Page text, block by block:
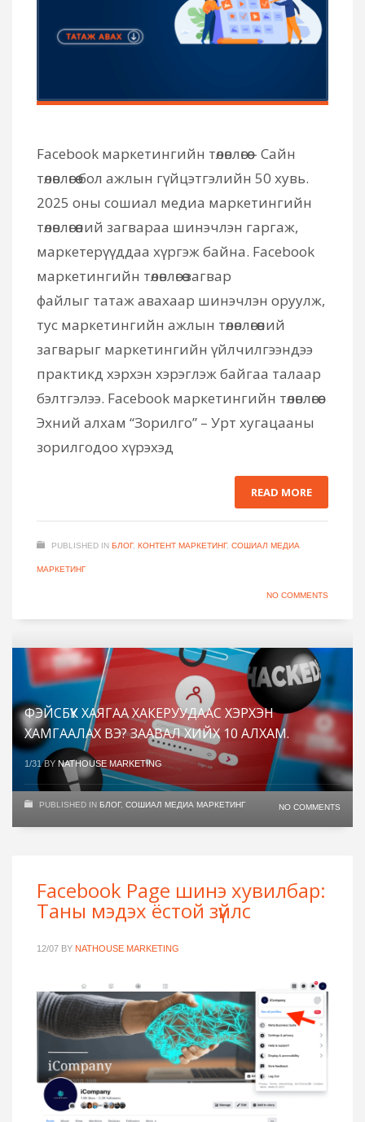
Facebook маркетингийн төлөвлөгөө – Сайн
төлөвлөгөө бол ажлын гүйцэтгэлийн 50 хувь.
2025 оны сошиал медиа маркетингийн
төлөвлөгөөний загвараа шинэчлэн гаргаж,
маркетерүүддаа хүргэж байна. Facebook
маркетингийн төлөвлөгөө загвар
файлыг татаж авахаар шинэчлэн оруулж,
тус маркетингийн ажлын төлөвлөгөөний
загварыг маркетингийн үйлчилгээндээ
практикд хэрхэн хэрэглэж байгаа талаар
бэлтгэлээ. Facebook маркетингийн төлөвлөгөө:
Эхний алхам “Зорилго” – Урт хугацааны
зорилгодоо хүрэхэд
READ MORE
PUBLISHED IN БЛОГ, КОНТЕНТ МАРКЕТИНГ, СОШИАЛ МЕДИА
МАРКЕТИНГ
NO COMMENTS
ФЭЙСБҮҮК ХАЯГАА ХАКЕРУУДААС ХЭРХЭН
ХАМГААЛАХ ВЭ? ЗААВАЛ ХИЙХ 10 АЛХАМ.
1/31 BY NATHOUSE MARKETING
PUBLISHED IN БЛОГ, СОШИАЛ МЕДИА МАРКЕТИНГ NO COMMENTS
Facebook Page шинэ хувилбар:
Таны мэдэх ёстой зүйлс
12/07 BY NATHOUSE MARKETING